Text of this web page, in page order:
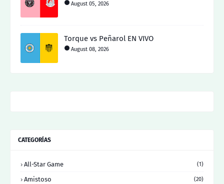
August 05, 2026
Torque vs Peñarol EN VIVO
August 08, 2026
CATEGORÍAS
All-Star Game (1)
Amistoso (20)